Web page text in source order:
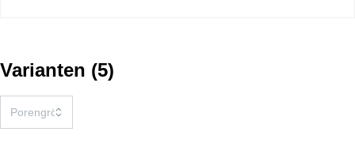
Varianten (5)